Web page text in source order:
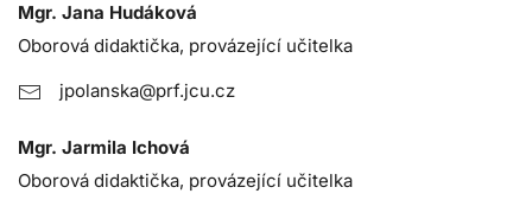
Mgr. Jana Hudáková
Oborová didaktička, provázející učitelka
jpolanska@prf.jcu.cz
Mgr. Jarmila Ichová
Oborová didaktička, provázející učitelka